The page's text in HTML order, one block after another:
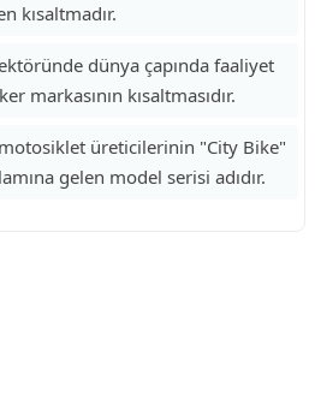
kısaltmadır.
dünya çapında faaliyet
markasının kısaltmasıdır.
üreticilerinin "City Bike"
gelen model serisi adıdır.